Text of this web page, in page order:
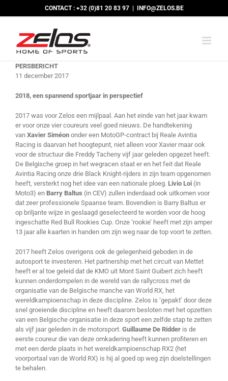
CONTACT : +32 (0)81 20 83 97 INFO@ZELOS.BE
PERSBERICHT
11 december 2017
2018, een spannend sportjaar in perspectief
2017 was voor Zelos een mijlpaal. Aan het einde van het jaar kwam
er voor onze vier coureurs veel goed nieuws. De handtekening
van Xavier Siméon onder een MotoGP-contract bij Reale Avintia
Racing is daarvan het hoogtepunt, niet alleen voor Xavier maar ook
voor de structuur die Freddy Tacheny vijf jaar geleden opgezet heeft.
De Belgische groep in het wegracen staat er en het feit dat Reale
Avintia Racing onze drie Black Knight-rijders in zijn team opgenomen
heeft, versterkt nog het idee van een nationale ploeg. Livio Loi (in
Moto3) en Barry Baltus (in CEV) zullen inderdaad ook uitkomen voor
dat zeer professionele Spaanse team. Bovendien is Barry Baltus er
op briljante wijze in geslaagd geselecteerd te worden voor de hoog
ingeschatte Red Bull Rookies Cup. Onze ‘rookie’ heeft met zijn amper
13 jaar alle kaarten in handen om zijn weg naar de top voort te zetten.
2017 heeft Zelos overigens ook de gelegenheid geboden in de
autosport te investeren. Het partnership met het circuit van Mettet
heeft er al toe geleid dat de KMO uit Mont Saint Guibert zich heeft
kunnen onderdompelen in de wereld van de rallycross met de
organisatie van de Belgische manche van World RX, het
wereldkampioenschap in deze discipline. Zelos is ‘gepakt’ door deze
snel groeiende discipline en heeft daarom besloten met het opzetten
van een Belgische organisatie in deze sport een zelfde stap te zetten
als vijf jaar geleden in de motorsport. Guillaume De Ridder is de
eerste coureur die van deze omkadering heeft kunnen profiteren en
met een derde plaats in het wereldkampioenschap RX2 (het
voorportaal van de World RX) is hij al goed op weg zijn doelstellingen
te behalen.